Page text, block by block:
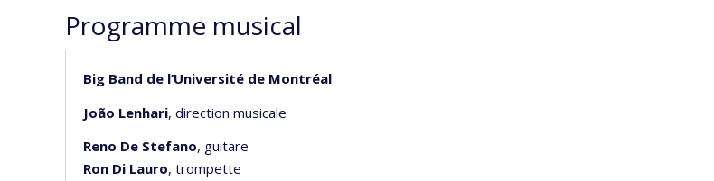
Programme musical
Big Band de l’Université de Montréal
João Lenhari, direction musicale
Reno De Stefano, guitare
Ron Di Lauro, trompette